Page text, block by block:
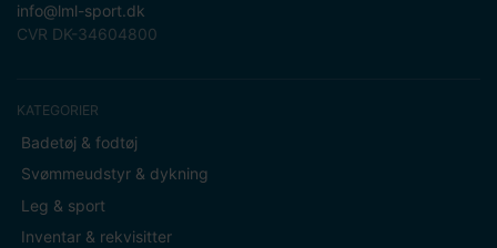
info@lml-sport.dk
CVR DK-34604800
KATEGORIER
Badetøj & fodtøj
Svømmeudstyr & dykning
Leg & sport
Inventar & rekvisitter